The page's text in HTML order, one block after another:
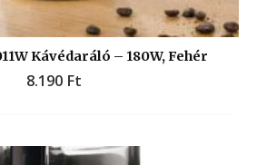
Kávédaráló – 180W, Fehér
8.190 Ft